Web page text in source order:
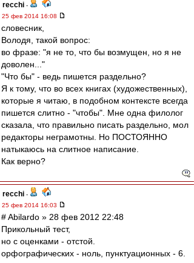
recchi -
25 фев 2014 16:08
словесник,
Володя, такой вопрос:
во фразе: "я не то, что бы возмущен, но я не
доволен..."
"Что бы" - ведь пишется раздельно?
Я к тому, что во всех книгах (художественных),
которые я читаю, в подобном контексте всегда
пишется слитно - "чтобы". Мне одна филолог
сказала, что правильно писать раздельно, мол
редакторы неграмотны. Но ПОСТОЯННО
натыкаюсь на слитное написание.
Как верно?
recchi -
25 фев 2014 16:03
# Abilardo » 28 фев 2012 22:48
Прикольный тест,
но с оценками - отстой.
орфографических - ноль, пунктуационных - 6.